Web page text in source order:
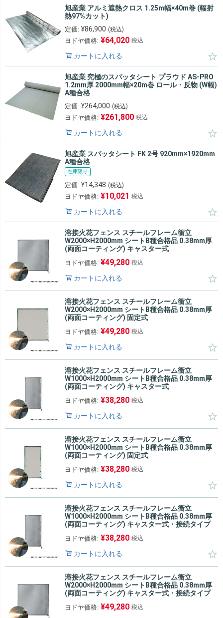
旭産業 アルミ遮熱クロス 1.25m幅×40m巻 (輻射
熱97%カット)
定価: ¥86,900 (税込)
ヨドヤ価格: ¥64,020 税込
カートに入れる
旭産業 究極のスパッタシート プラウド AS-PRO
1.2mm厚 2000mm幅×20m巻 ロール・反物 (W幅)
A種合格
定価: ¥264,000 (税込)
ヨドヤ価格: ¥261,800 税込
カートに入れる
旭産業 スパッタシート FK 2号 920mm×1920mm
A種合格
在庫限り
定価: ¥14,348 (税込)
ヨドヤ価格: ¥10,021 税込
カートに入れる
溶接火花フェンス スチールフレーム衝立
W2000×H2000mm シートB種合格品 0.38mm厚
(両面コーティング) キャスター式
ヨドヤ価格: ¥49,280 税込
カートに入れる
溶接火花フェンス スチールフレーム衝立
W2000×H2000mm シートB種合格品 0.38mm厚
(両面コーティング) 固定式
ヨドヤ価格: ¥49,280 税込
カートに入れる
溶接火花フェンス スチールフレーム衝立
W1000×H2000mm シートB種合格品 0.38mm厚
(両面コーティング) キャスター式
ヨドヤ価格: ¥38,280 税込
カートに入れる
溶接火花フェンス スチールフレーム衝立
W1000×H2000mm シートB種合格品 0.38mm厚
(両面コーティング) 固定式
ヨドヤ価格: ¥38,280 税込
カートに入れる
溶接火花フェンス スチールフレーム衝立
W1000×H2000mm シートB種合格品 0.38mm厚
(両面コーティング) キャスター式・接続タイプ
ヨドヤ価格: ¥38,280 税込
カートに入れる
溶接火花フェンス スチールフレーム衝立
W2000×H2000mm シートB種合格品 0.38mm厚
(両面コーティング) キャスター式・接続タイプ
ヨドヤ価格: ¥49,280 税込